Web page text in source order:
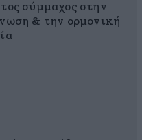
σύμμαχος στην
& την ορμονική